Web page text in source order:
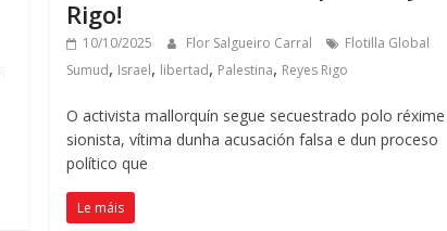
Rigo!
10/10/2025 Flor Salgueiro Carral
Flotilla Global
Sumud, Israel, libertad, Palestina, Reyes Rigo
O activista mallorquín segue secuestrado polo réxime
sionista, vítima dunha acusación falsa e dun proceso
político que
Le máis